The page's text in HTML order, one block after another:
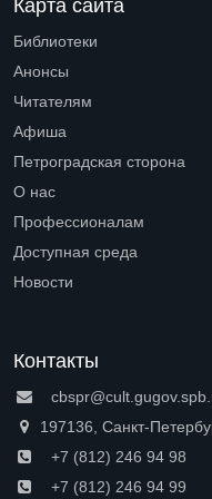
Карта сайта
Библиотеки
Анонсы
Читателям
Афиша
Петроградская сторона
О нас
Профессионалам
Доступная среда
Новости
Контакты
197136, Санкт-
+7 (812) 246 94 98
+7 (812) 246 94 99